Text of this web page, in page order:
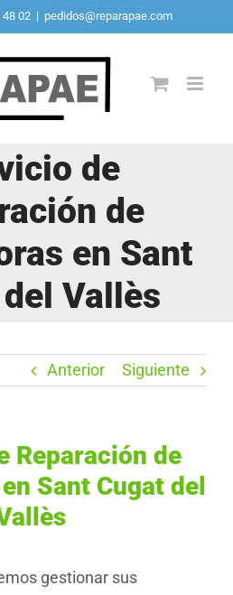
48 02 | pedidos@reparapae.com
de
de
en Sant
Vallès
Anterior Siguiente
Reparación de
Sant Cugat del
gestionar sus